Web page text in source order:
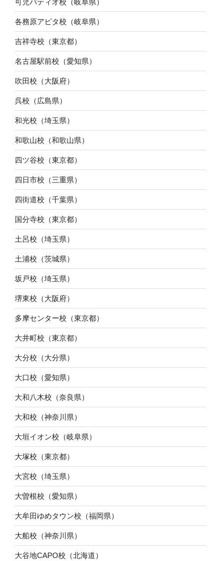
各務原アピタ校（岐阜県）
吉祥寺校（東京都）
名古屋駅前校（愛知県）
吹田校（大阪府）
呉校（広島県）
和光校（埼玉県）
和歌山校（和歌山県）
四ツ谷校（東京都）
四日市校（三重県）
四街道校（千葉県）
国分寺校（東京都）
土呂校（埼玉県）
土浦校（茨城県）
坂戸校（埼玉県）
堺東校（大阪府）
多摩センター校（東京都）
大井町校（東京都）
大分校（大分県）
大口校（愛知県）
大和八木校（奈良県）
大和校（神奈川県）
大垣イオン校（岐阜県）
大塚校（東京都）
大宮校（埼玉県）
大曽根校（愛知県）
大牟田ゆめタウン校（福岡県）
大船校（神奈川県）
大谷地CAPO校（北海道）